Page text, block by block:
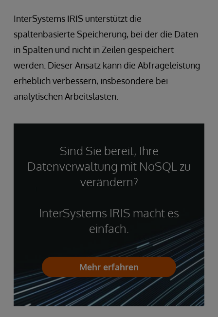
InterSystems IRIS unterstützt die
spaltenbasierte Speicherung, bei der die Daten
in Spalten und nicht in Zeilen gespeichert
werden. Dieser Ansatz kann die Abfrageleistung
erheblich verbessern, insbesondere bei
analytischen Arbeitslasten.
Sind Sie bereit, Ihre
Datenverwaltung mit NoSQL zu
verändern?
InterSystems IRIS macht es
einfach.
Mehr erfahren